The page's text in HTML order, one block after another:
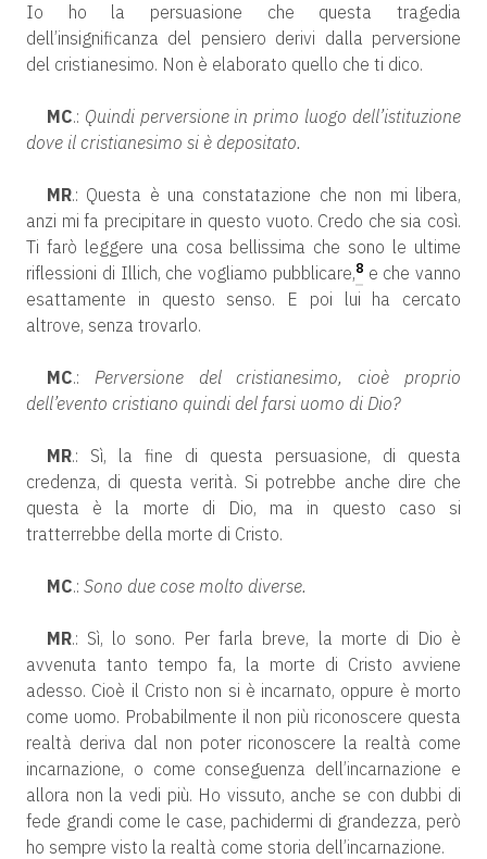
Io ho la persuasione che questa tragedia
dell’insignificanza del pensiero derivi dalla perversione
del cristianesimo. Non è elaborato quello che ti dico.
MC.: Quindi perversione in primo luogo dell’istituzione
dove il cristianesimo si è depositato.
MR.: Questa è una constatazione che non mi libera,
anzi mi fa precipitare in questo vuoto. Credo che sia così.
Ti farò leggere una cosa bellissima che sono le ultime
riflessioni di Illich, che vogliamo pubblicare,8e che vanno
esattamente in questo senso. E poi lui ha cercato
altrove, senza trovarlo.
MC.: Perversione del cristianesimo, cioè proprio
dell’evento cristiano quindi del farsi uomo di Dio?
MR.: Sì, la fine di questa persuasione, di questa
credenza, di questa verità. Si potrebbe anche dire che
questa è la morte di Dio, ma in questo caso si
tratterrebbe della morte di Cristo.
MC.: Sono due cose molto diverse.
MR.: Sì, lo sono. Per farla breve, la morte di Dio è
avvenuta tanto tempo fa, la morte di Cristo avviene
adesso. Cioè il Cristo non si è incarnato, oppure è morto
come uomo. Probabilmente il non più riconoscere questa
realtà deriva dal non poter riconoscere la realtà come
incarnazione, o come conseguenza dell’incarnazione e
allora non la vedi più. Ho vissuto, anche se con dubbi di
fede grandi come le case, pachidermi di grandezza, però
ho sempre visto la realtà come storia dell’incarnazione.